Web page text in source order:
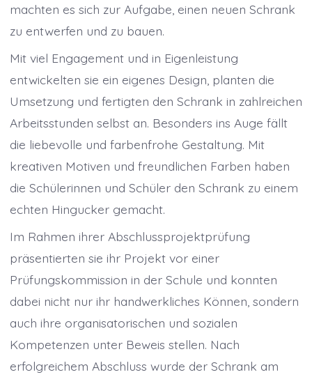
machten es sich zur Aufgabe, einen neuen Schrank
zu entwerfen und zu bauen.
Mit viel Engagement und in Eigenleistung
entwickelten sie ein eigenes Design, planten die
Umsetzung und fertigten den Schrank in zahlreichen
Arbeitsstunden selbst an. Besonders ins Auge fällt
die liebevolle und farbenfrohe Gestaltung. Mit
kreativen Motiven und freundlichen Farben haben
die Schülerinnen und Schüler den Schrank zu einem
echten Hingucker gemacht.
Im Rahmen ihrer Abschlussprojektprüfung
präsentierten sie ihr Projekt vor einer
Prüfungskommission in der Schule und konnten
dabei nicht nur ihr handwerkliches Können, sondern
auch ihre organisatorischen und sozialen
Kompetenzen unter Beweis stellen. Nach
erfolgreichem Abschluss wurde der Schrank am